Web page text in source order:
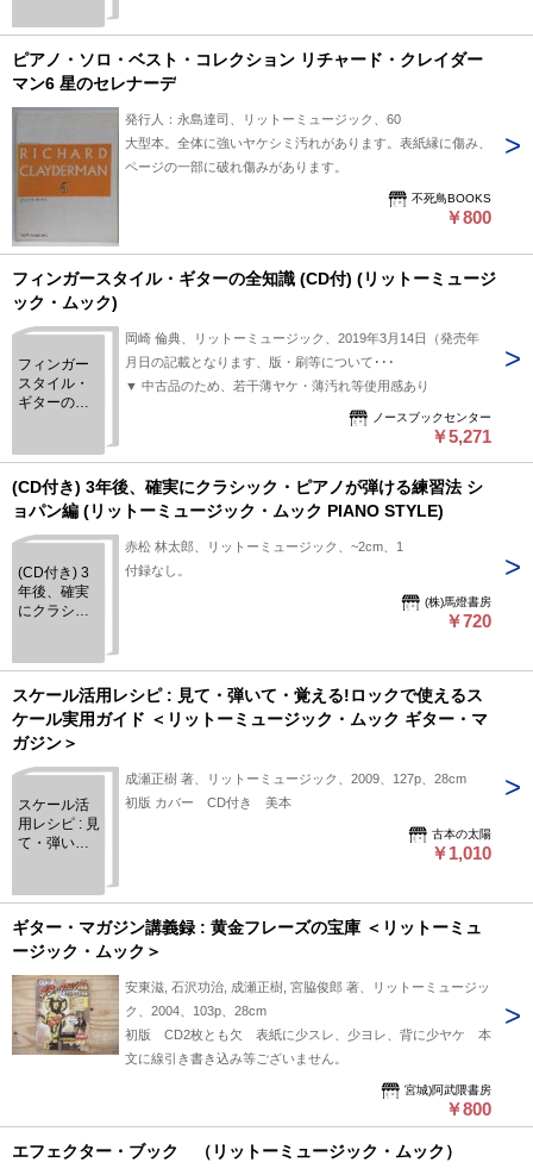
ピアノ・ソロ・ベスト・コレクション リチャード・クレイダー
マン6 星のセレナーデ
発行人：永島達司、リットーミュージック、60
大型本。全体に強いヤケシミ汚れがあります。表紙縁に傷み、
ページの一部に破れ傷みがあります。
不死鳥BOOKS
￥800
フィンガースタイル・ギターの全知識 (CD付) (リットーミュージ
ック・ムック)
フィンガー
スタイル・
ギターの全
ュージッ
ク・ムック)
岡崎 倫典、リットーミュージック、2019年3月14日（発売年
月日の記載となります、版・刷等について･･･
▼ 中古品のため、若干薄ヤケ・薄汚れ等使用感あり
ノースブックセンター
￥5,271
(CD付き) 3年後、確実にクラシック・ピアノが弾ける練習法 シ
ョパン編 (リットーミュージック・ムック PIANO STYLE)
(CD付き) 3
年後、確実
にクラシッ
習法 ショパ
ン編 (リット
ーミュージ
ック・ムッ
ク PIANO
STYLE)
赤松 林太郎、リットーミュージック、~2cm、1
付録なし。
(株)馬燈書房
￥720
スケール活用レシピ : 見て・弾いて・覚える!ロックで使えるス
ケール実用ガイド ＜リットーミュージック・ムック ギター・マ
ガジン＞
スケール活
用レシピ : 見
て・弾い
えるスケー
ル実用ガイ
ド ＜リット
ーミュージ
ック・ムッ
ク ギター・
マガジン＞
成瀬正樹 著、リットーミュージック、2009、127p、28cm
初版 カバー CD付き 美本
古本の太陽
￥1,010
ギター・マガジン講義録 : 黄金フレーズの宝庫 ＜リットーミュ
ージック・ムック＞
安東滋, 石沢功治, 成瀬正樹, 宮脇俊郎 著、リットーミュージッ
ク、2004、103p、28cm
初版 CD2枚とも欠 表紙に少スレ、少ヨレ、背に少ヤケ 本
文に線引き書き込み等ございません。
宮城)阿武隈書房
￥800
エフェクター・ブック （リットーミュージック・ムック）